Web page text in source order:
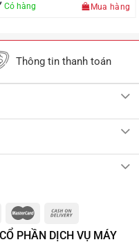
Có hàng Mua hàng
Thông tin thanh toán
PHẦN DỊCH VỤ MÁY